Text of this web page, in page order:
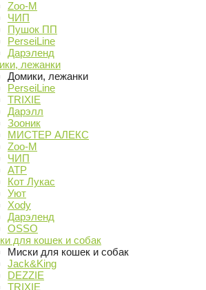
Zoo-M
ЧИП
Пушок ПП
PerseiLine
Дарэленд
лежанки
Домики, лежанки
PerseiLine
TRIXIE
Дарэлл
Зооник
МИСТЕР АЛЕКС
Zoo-M
ЧИП
АТР
Кот Лукас
Уют
Xody
Дарэленд
OSSO
для кошек и собак
Миски для кошек и собак
Jack&King
DEZZIE
TRIXIE